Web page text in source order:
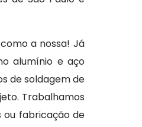
a nossa! Já
alumínio e aço
de soldagem de
Trabalhamos
ou fabricação de